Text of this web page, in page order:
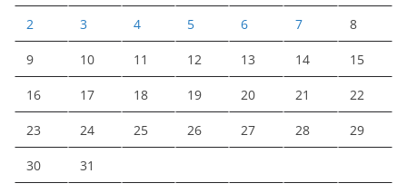
2 3 4 5 6 7 8
9 10 11 12 13 14 15
16 17 18 19 20 21 22
23 24 25 26 27 28 29
30 31